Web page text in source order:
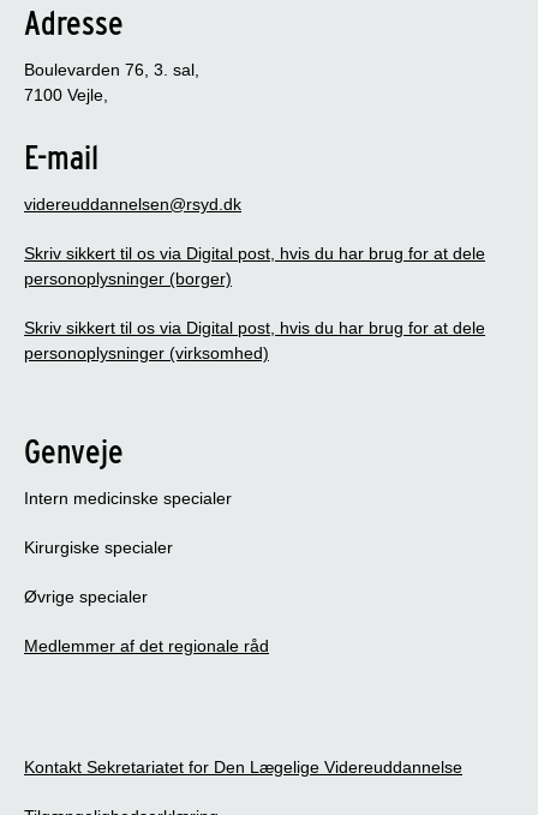
Adresse
Boulevarden 76, 3. sal,
7100 Vejle,
E-mail
videreuddannelsen@rsyd.dk
Skriv sikkert til os via Digital post, hvis du har brug for at dele
personoplysninger (borger)
Skriv sikkert til os via Digital post, hvis du har brug for at dele
personoplysninger (virksomhed)
Genveje
Intern medicinske specialer
Kirurgiske specialer
Øvrige specialer
Medlemmer af det regionale råd
Kontakt Sekretariatet for Den Lægelige Videreuddannelse